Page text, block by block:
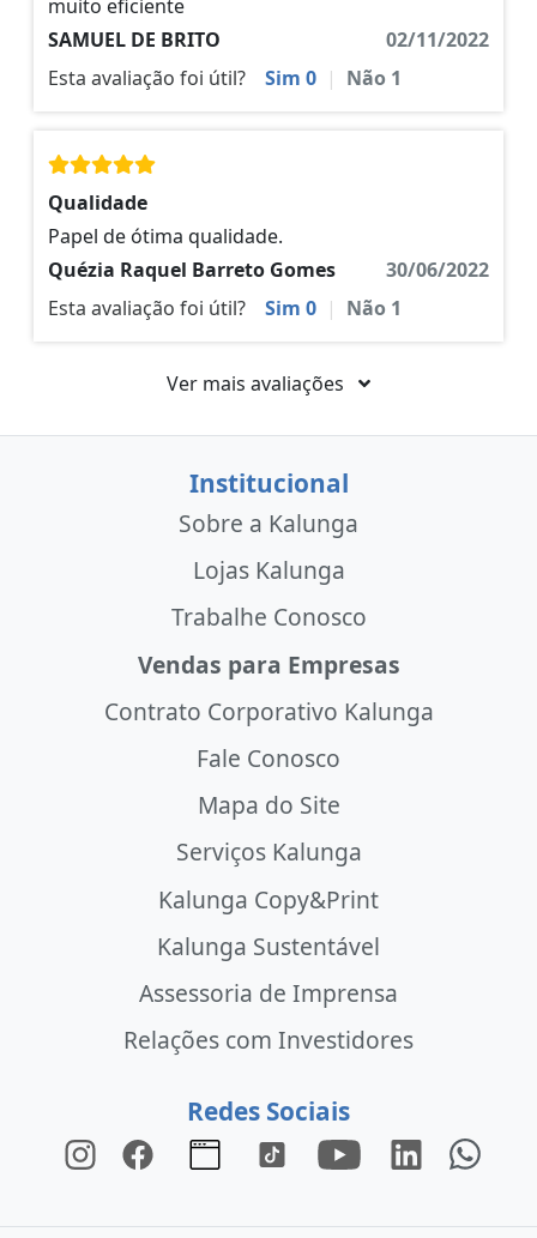
muito eficiente
SAMUEL DE BRITO
02/11/2022
Esta avaliação foi útil?
Sim 0 | Não 1
Qualidade
Papel de ótima qualidade.
Quézia Raquel Barreto Gomes
30/06/2022
Esta avaliação foi útil?
Sim 0 | Não 1
Ver mais avaliações
Institucional
Sobre a Kalunga
Lojas Kalunga
Trabalhe Conosco
Vendas para Empresas
Contrato Corporativo Kalunga
Fale Conosco
Mapa do Site
Serviços Kalunga
Kalunga Copy&Print
Kalunga Sustentável
Assessoria de Imprensa
Relações com Investidores
Redes Sociais